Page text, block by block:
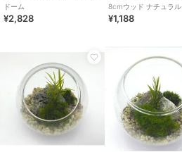
ドーム
¥2,828
8cmウッド ナチュラル
¥1,188